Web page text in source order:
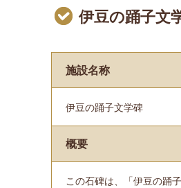
伊豆の踊子文
施設名称
伊豆の踊子文学碑
概要
この石碑は、「伊豆の踊